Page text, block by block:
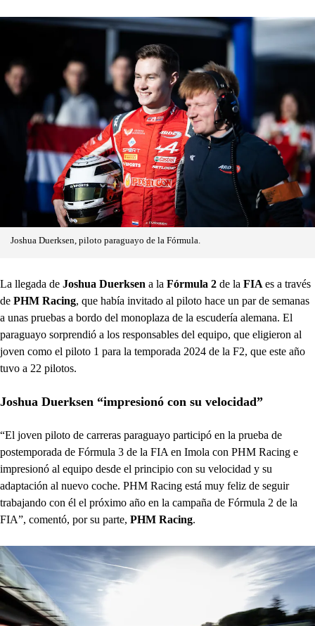
Joshua Duerksen, piloto paraguayo de la Fórmula.
La llegada de Joshua Duerksen a la Fórmula 2 de la FIA es a través
de PHM Racing, que había invitado al piloto hace un par de semanas
a unas pruebas a bordo del monoplaza de la escudería alemana. El
paraguayo sorprendió a los responsables del equipo, que eligieron al
joven como el piloto 1 para la temporada 2024 de la F2, que este año
tuvo a 22 pilotos.
Joshua Duerksen “impresionó con su velocidad”
“El joven piloto de carreras paraguayo participó en la prueba de
postemporada de Fórmula 3 de la FIA en Imola con PHM Racing e
impresionó al equipo desde el principio con su velocidad y su
adaptación al nuevo coche. PHM Racing está muy feliz de seguir
trabajando con él el próximo año en la campaña de Fórmula 2 de la
FIA”, comentó, por su parte, PHM Racing.